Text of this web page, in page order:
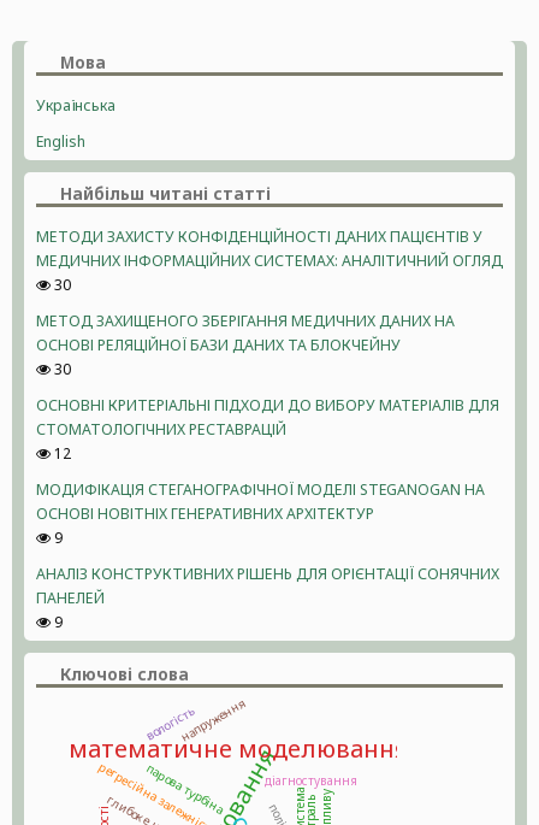
Мова
Українська
English
Найбільш читані статті
МЕТОДИ ЗАХИСТУ КОНФІДЕНЦІЙНОСТІ ДАНИХ ПАЦІЄНТІВ У
МЕДИЧНИХ ІНФОРМАЦІЙНИХ СИСТЕМАХ: АНАЛІТИЧНИЙ ОГЛЯД
30
МЕТОД ЗАХИЩЕНОГО ЗБЕРІГАННЯ МЕДИЧНИХ ДАНИХ НА
ОСНОВІ РЕЛЯЦІЙНОЇ БАЗИ ДАНИХ ТА БЛОКЧЕЙНУ
30
ОСНОВНІ КРИТЕРІАЛЬНІ ПІДХОДИ ДО ВИБОРУ МАТЕРІАЛІВ ДЛЯ
СТОМАТОЛОГІЧНИХ РЕСТАВРАЦІЙ
12
МОДИФІКАЦІЯ СТЕГАНОГРАФІЧНОЇ МОДЕЛІ STEGANOGAN НА
ОСНОВІ НОВІТНІХ ГЕНЕРАТИВНИХ АРХІТЕКТУР
9
АНАЛІЗ КОНСТРУКТИВНИХ РІШЕНЬ ДЛЯ ОРІЄНТАЦІЇ СОНЯЧНИХ
ПАНЕЛЕЙ
9
Ключові слова
математичне моделювання
регресійна залежність діагностування
парова турбіна
напруження
вологість